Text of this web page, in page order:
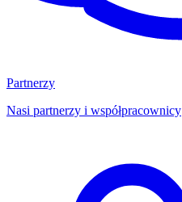
Partnerzy
Nasi partnerzy i współpracownicy